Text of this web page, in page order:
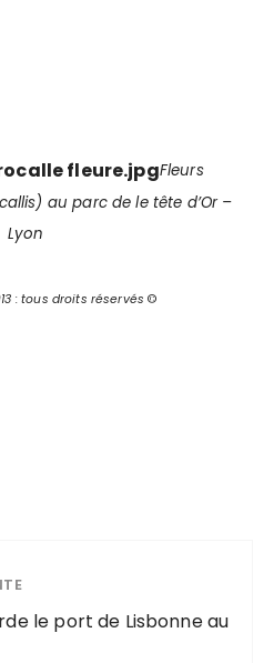
Fleurs
au parc de le tête d’Or –
Lyon
: tous droits réservés ©
le port de Lisbonne au